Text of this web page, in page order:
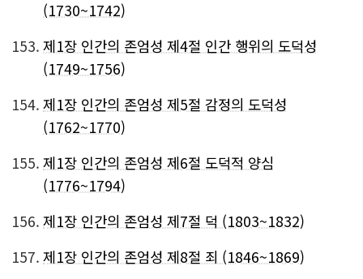
(1730~1742)
153. 제1장 인간의 존엄성 제4절 인간 행위의 도덕성
(1749~1756)
154. 제1장 인간의 존엄성 제5절 감정의 도덕성
(1762~1770)
155. 제1장 인간의 존엄성 제6절 도덕적 양심
(1776~1794)
156. 제1장 인간의 존엄성 제7절 덕 (1803~1832)
157. 제1장 인간의 존엄성 제8절 죄 (1846~1869)